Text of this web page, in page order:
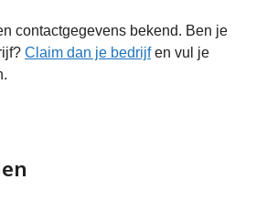
contactgegevens bekend. Ben je
Claim dan je bedrijfen vul je